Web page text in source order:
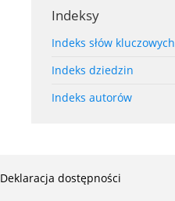
Indeksy
Indeks słów kluczowych
Indeks dziedzin
Indeks autorów
Deklaracja dostępności